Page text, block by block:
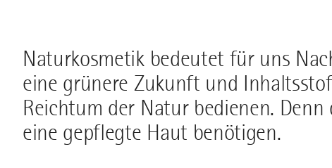
Naturkosmetik bedeutet für uns
eine grünere Zukunft und
Reichtum der Natur bedienen.
eine gepflegte Haut benötigen.